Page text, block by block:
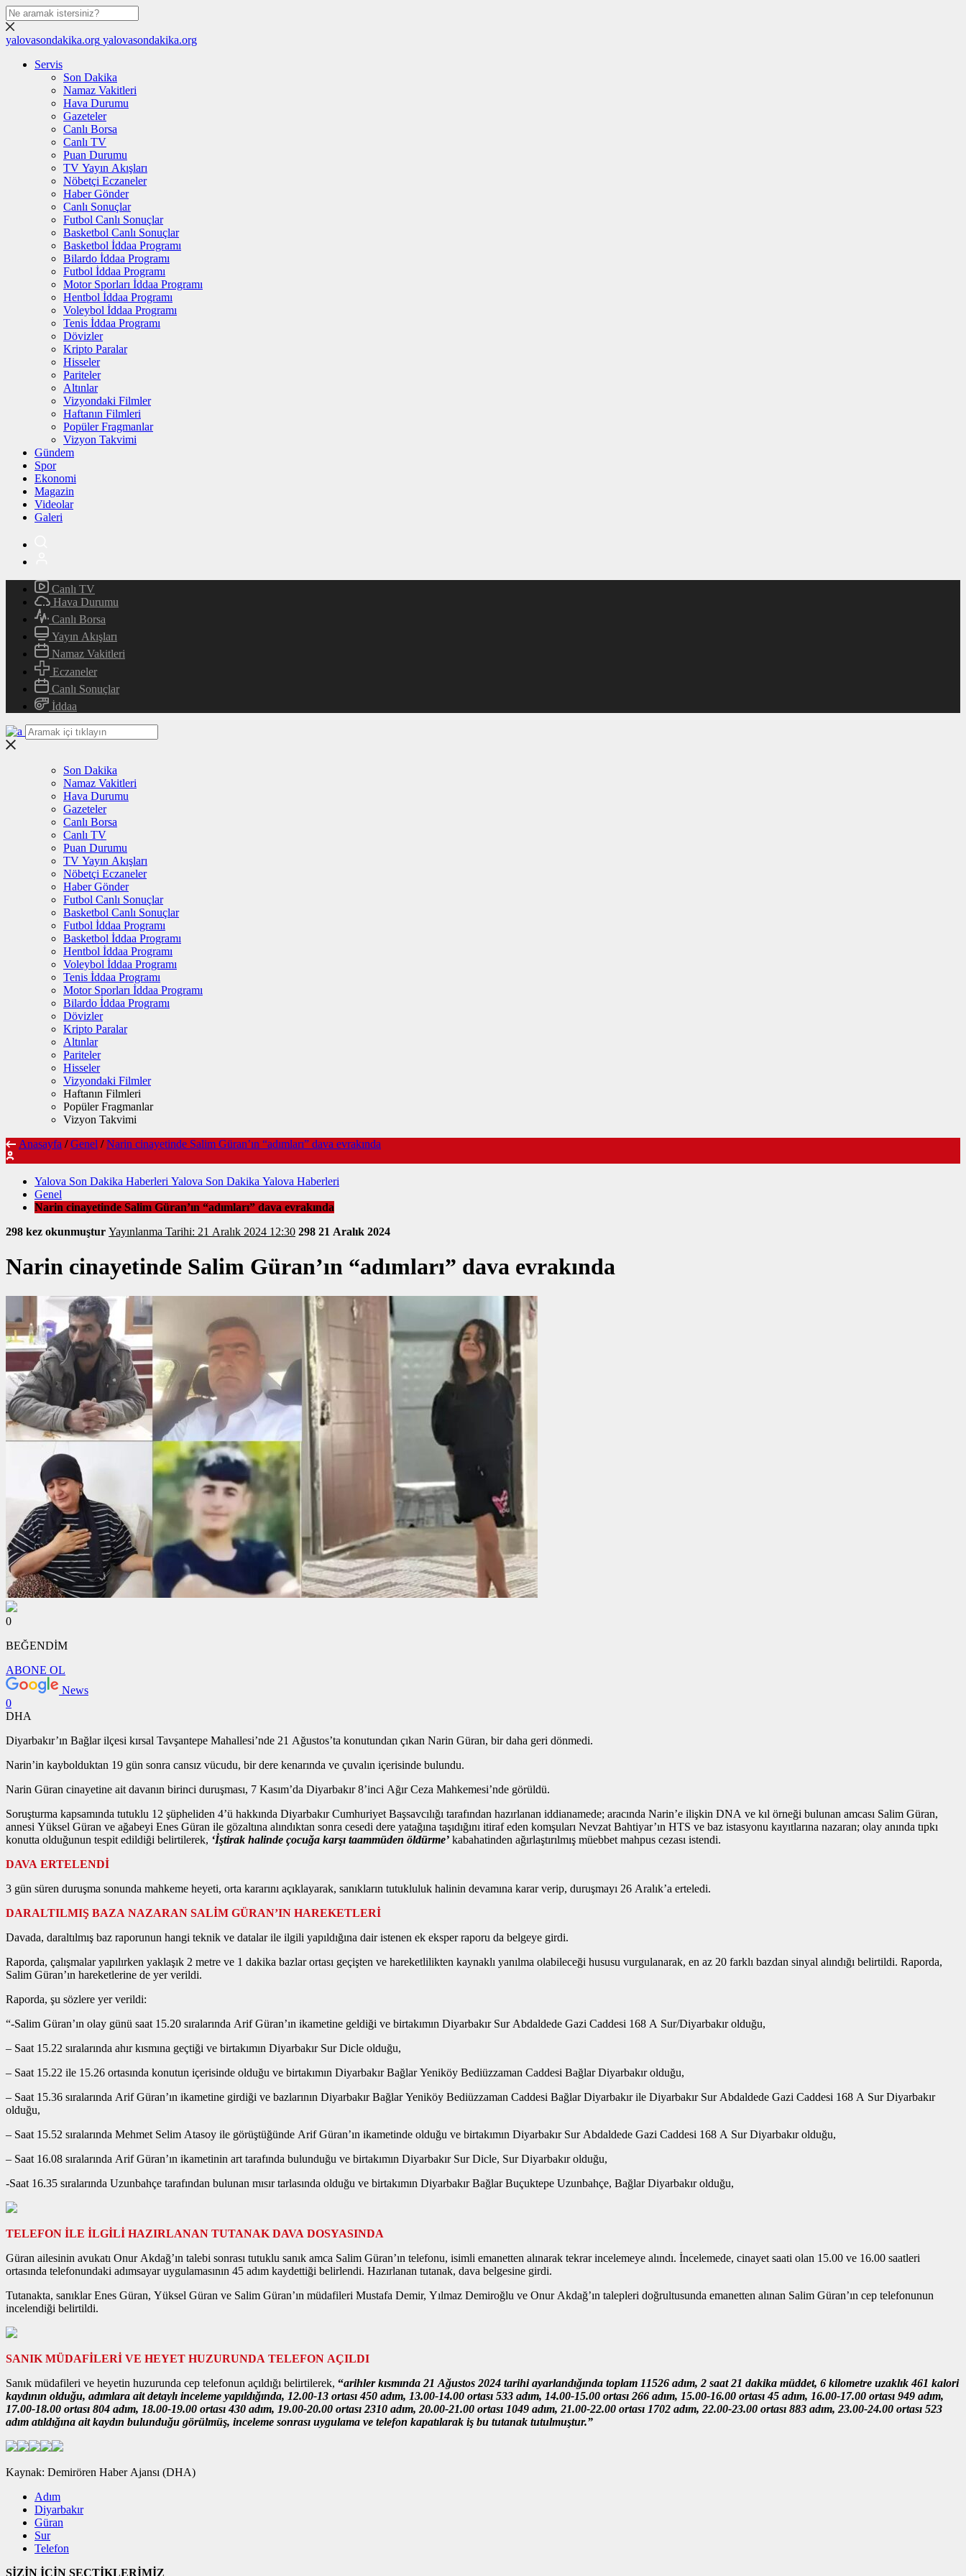
yalovasondakika.org yalovasondakika.org
Servis
Son Dakika
Namaz Vakitleri
Hava Durumu
Gazeteler
Canlı Borsa
Canlı TV
Puan Durumu
TV Yayın Akışları
Nöbetçi Eczaneler
Haber Gönder
Canlı Sonuçlar
Futbol Canlı Sonuçlar
Basketbol Canlı Sonuçlar
Basketbol İddaa Programı
Bilardo İddaa Programı
Futbol İddaa Programı
Motor Sporları İddaa Programı
Hentbol İddaa Programı
Voleybol İddaa Programı
Tenis İddaa Programı
Dövizler
Kripto Paralar
Hisseler
Pariteler
Altınlar
Vizyondaki Filmler
Haftanın Filmleri
Popüler Fragmanlar
Vizyon Takvimi
Gündem
Spor
Ekonomi
Magazin
Videolar
Galeri
Canlı TV
Hava Durumu
Canlı Borsa
Yayın Akışları
Namaz Vakitleri
Eczaneler
Canlı Sonuçlar
İddaa
Son Dakika
Namaz Vakitleri
Hava Durumu
Gazeteler
Canlı Borsa
Canlı TV
Puan Durumu
TV Yayın Akışları
Nöbetçi Eczaneler
Haber Gönder
Futbol Canlı Sonuçlar
Basketbol Canlı Sonuçlar
Futbol İddaa Programı
Basketbol İddaa Programı
Hentbol İddaa Programı
Voleybol İddaa Programı
Tenis İddaa Programı
Motor Sporları İddaa Programı
Bilardo İddaa Programı
Dövizler
Kripto Paralar
Altınlar
Pariteler
Hisseler
Vizyondaki Filmler
Haftanın Filmleri
Popüler Fragmanlar
Vizyon Takvimi
Anasayfa / Genel / Narin cinayetinde Salim Güran’ın “adımları” dava evrakında
Yalova Son Dakika Haberleri Yalova Son Dakika Yalova Haberleri
Genel
Narin cinayetinde Salim Güran’ın “adımları” dava evrakında
298 kez okunmuştur
Yayınlanma Tarihi: 21 Aralık 2024 12:30 298 21 Aralık 2024
Narin cinayetinde Salim Güran’ın “adımları” dava evrakında
0
BEĞENDİM
ABONE OL
News
0
DHA
Diyarbakır’ın Bağlar ilçesi kırsal Tavşantepe Mahallesi’nde 21 Ağustos’ta konutundan çıkan Narin Güran, bir daha geri dönmedi.
Narin’in kaybolduktan 19 gün sonra cansız vücudu, bir dere kenarında ve çuvalın içerisinde bulundu.
Narin Güran cinayetine ait davanın birinci duruşması, 7 Kasım’da Diyarbakır 8’inci Ağır Ceza Mahkemesi’nde görüldü.
Soruşturma kapsamında tutuklu 12 şüpheliden 4’ü hakkında Diyarbakır Cumhuriyet Başsavcılığı tarafından hazırlanan iddianamede; aracında Narin’e ilişkin DNA ve kıl örneği bulunan amcası Salim Güran,
annesi Yüksel Güran ve ağabeyi Enes Güran ile gözaltına alındıktan sonra cesedi dere yatağına taşıdığını itiraf eden komşuları Nevzat Bahtiyar’ın HTS ve baz istasyonu kayıtlarına nazaran; olay anında tıpkı
konutta olduğunun tespit edildiği belirtilerek, ‘İştirak halinde çocuğa karşı taammüden öldürme’ kabahatinden ağırlaştırılmış müebbet mahpus cezası istendi.
DAVA ERTELENDİ
3 gün süren duruşma sonunda mahkeme heyeti, orta kararını açıklayarak, sanıkların tutukluluk halinin devamına karar verip, duruşmayı 26 Aralık’a erteledi.
DARALTILMIŞ BAZA NAZARAN SALİM GÜRAN’IN HAREKETLERİ
Davada, daraltılmış baz raporunun hangi teknik ve datalar ile ilgili yapıldığına dair istenen ek eksper raporu da belgeye girdi.
Raporda, çalışmalar yapılırken yaklaşık 2 metre ve 1 dakika bazlar ortası geçişten ve hareketlilikten kaynaklı yanılma olabileceği hususu vurgulanarak, en az 20 farklı bazdan sinyal alındığı belirtildi. Raporda,
Salim Güran’ın hareketlerine de yer verildi.
Raporda, şu sözlere yer verildi:
“-Salim Güran’ın olay günü saat 15.20 sıralarında Arif Güran’ın ikametine geldiği ve birtakımın Diyarbakır Sur Abdaldede Gazi Caddesi 168 A Sur/Diyarbakır olduğu,
– Saat 15.22 sıralarında ahır kısmına geçtiği ve birtakımın Diyarbakır Sur Dicle olduğu,
– Saat 15.22 ile 15.26 ortasında konutun içerisinde olduğu ve birtakımın Diyarbakır Bağlar Yeniköy Bediüzzaman Caddesi Bağlar Diyarbakır olduğu,
– Saat 15.36 sıralarında Arif Güran’ın ikametine girdiği ve bazlarının Diyarbakır Bağlar Yeniköy Bediüzzaman Caddesi Bağlar Diyarbakır ile Diyarbakır Sur Abdaldede Gazi Caddesi 168 A Sur Diyarbakır
olduğu,
– Saat 15.52 sıralarında Mehmet Selim Atasoy ile görüştüğünde Arif Güran’ın ikametinde olduğu ve birtakımın Diyarbakır Sur Abdaldede Gazi Caddesi 168 A Sur Diyarbakır olduğu,
– Saat 16.08 sıralarında Arif Güran’ın ikametinin art tarafında bulunduğu ve birtakımın Diyarbakır Sur Dicle, Sur Diyarbakır olduğu,
-Saat 16.35 sıralarında Uzunbahçe tarafından bulunan mısır tarlasında olduğu ve birtakımın Diyarbakır Bağlar Buçuktepe Uzunbahçe, Bağlar Diyarbakır olduğu,
TELEFON İLE İLGİLİ HAZIRLANAN TUTANAK DAVA DOSYASINDA
Güran ailesinin avukatı Onur Akdağ’ın talebi sonrası tutuklu sanık amca Salim Güran’ın telefonu, isimli emanetten alınarak tekrar incelemeye alındı. İncelemede, cinayet saati olan 15.00 ve 16.00 saatleri
ortasında telefonundaki adımsayar uygulamasının 45 adım kaydettiği belirlendi. Hazırlanan tutanak, dava belgesine girdi.
Tutanakta, sanıklar Enes Güran, Yüksel Güran ve Salim Güran’ın müdafileri Mustafa Demir, Yılmaz Demiroğlu ve Onur Akdağ’ın talepleri doğrultusunda emanetten alınan Salim Güran’ın cep telefonunun
incelendiği belirtildi.
SANIK MÜDAFİLERİ VE HEYET HUZURUNDA TELEFON AÇILDI
Sanık müdafileri ve heyetin huzurunda cep telefonun açıldığı belirtilerek, “arihler kısmında 21 Ağustos 2024 tarihi ayarlandığında toplam 11526 adım, 2 saat 21 dakika müddet, 6 kilometre uzaklık 461 kalori
kaydının olduğu, adımlara ait detaylı inceleme yapıldığında, 12.00-13 ortası 450 adım, 13.00-14.00 ortası 533 adım, 14.00-15.00 ortası 266 adım, 15.00-16.00 ortası 45 adım, 16.00-17.00 ortası 949 adım,
17.00-18.00 ortası 804 adım, 18.00-19.00 ortası 430 adım, 19.00-20.00 ortası 2310 adım, 20.00-21.00 ortası 1049 adım, 21.00-22.00 ortası 1702 adım, 22.00-23.00 ortası 883 adım, 23.00-24.00 ortası 523
adım atıldığına ait kaydın bulunduğu görülmüş, inceleme sonrası uygulama ve telefon kapatılarak iş bu tutanak tutulmuştur.”
Kaynak: Demirören Haber Ajansı (DHA)
Adım
Diyarbakır
Güran
Sur
Telefon
SİZİN İÇİN SEÇTİKLERİMİZ